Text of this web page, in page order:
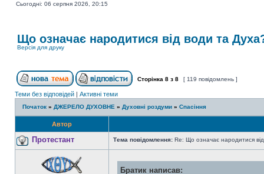
Сьогодні: 06 серпня 2026, 20:15
Що означає народитися від води та
Версія для друку
Сторінка 8 з 8 [ 119 повідомлень ]
Теми без відповідей | Активні теми
Початок » ДЖЕРЕЛО ДУХОВНЕ » Духовні роздуми » Спасіння
Автор
Протестант Тема повідомлення: Re: Що означає народитися
Братик написав: